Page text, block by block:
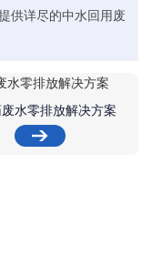
供详尽的中水回用废
水零排放解决方案